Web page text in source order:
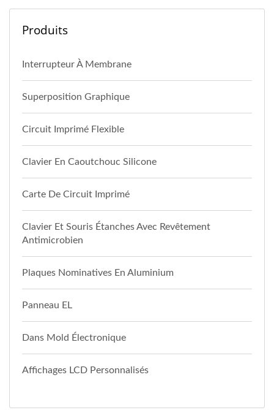
Produits
Interrupteur À Membrane
Superposition Graphique
Circuit Imprimé Flexible
Clavier En Caoutchouc Silicone
Carte De Circuit Imprimé
Clavier Et Souris Étanches Avec Revêtement
Antimicrobien
Plaques Nominatives En Aluminium
Panneau EL
Dans Mold Électronique
Affichages LCD Personnalisés